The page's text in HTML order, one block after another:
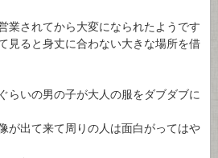
業されてから大変になられたようです
見ると身丈に合わない大きな場所を借
らいの男の子が大人の服をダブダブに
が出て来て周りの人は面白がってはや